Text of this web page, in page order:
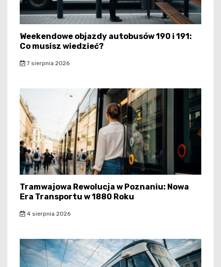
Weekendowe objazdy autobusów 190 i 191:
Co musisz wiedzieć?
7 sierpnia 2026
Tramwajowa Rewolucja w Poznaniu: Nowa
Era Transportu w 1880 Roku
4 sierpnia 2026